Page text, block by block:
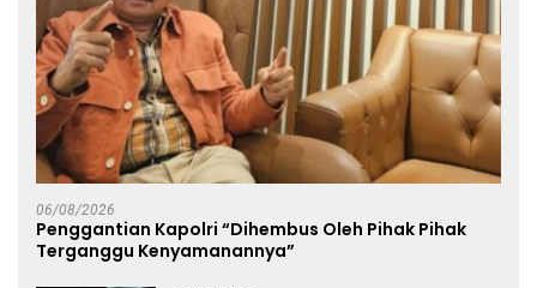
06/08/2026
Penggantian Kapolri “Dihembus Oleh Pihak Pihak
Terganggu Kenyamanannya”